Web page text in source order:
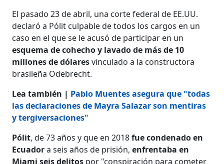
El pasado 23 de abril, una corte federal de EE.UU.
declaró a Pólit culpable de todos los cargos en un
caso en el que se le acusó de participar en un
esquema de cohecho y lavado de más de 10
millones de dólaresvinculado a la constructora
brasileña Odebrecht.
Lea también | Pablo Muentes asegura que "todas
las declaraciones de Mayra Salazar son mentiras
y tergiversaciones"
Pólit, de 73 años y que en 2018fue condenado en
Ecuadora seis años de prisión, enfrentaba en
Miami seis delitos por "conspiración para cometer